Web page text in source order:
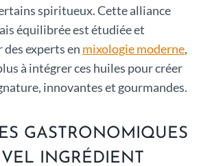
spiritueux. Cette alliance
équilibrée est étudiée et
des experts en mixologie moderne,
à intégrer ces huiles pour créer
innovantes et gourmandes.
GASTRONOMIQUES
INGRÉDIENT